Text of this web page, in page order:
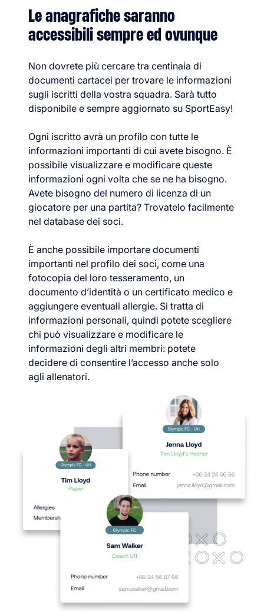
Le anagrafiche saranno
accessibili sempre ed ovunque
Non dovrete più cercare tra centinaia di
documenti cartacei per trovare le informazioni
sugli iscritti della vostra squadra. Sarà tutto
disponibile e sempre aggiornato su SportEasy!
Ogni iscritto avrà un profilo con tutte le
informazioni importanti di cui avete bisogno. È
possibile visualizzare e modificare queste
informazioni ogni volta che se ne ha bisogno.
Avete bisogno del numero di licenza di un
giocatore per una partita? Trovatelo facilmente
nel database dei soci.
È anche possibile importare documenti
importanti nel profilo dei soci, come una
fotocopia del loro tesseramento, un
documento d’identità o un certificato medico e
aggiungere eventuali allergie. Si tratta di
informazioni personali, quindi potete scegliere
chi può visualizzare e modificare le
informazioni degli altri membri: potete
decidere di consentire l’accesso anche solo
agli allenatori.